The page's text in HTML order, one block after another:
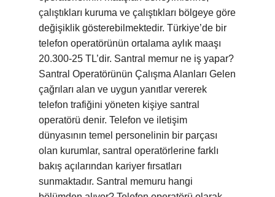
çalıştıkları kuruma ve çalıştıkları bölgeye göre
değişiklik gösterebilmektedir. Türkiye’de bir
telefon operatörünün ortalama aylık maaşı
20.300-25 TL’dir. Santral memur ne iş yapar?
Santral Operatörünün Çalışma Alanları Gelen
çağrıları alan ve uygun yanıtlar vererek
telefon trafiğini yöneten kişiye santral
operatörü denir. Telefon ve iletişim
dünyasının temel personelinin bir parçası
olan kurumlar, santral operatörlerine farklı
bakış açılarından kariyer fırsatları
sunmaktadır. Santral memuru hangi